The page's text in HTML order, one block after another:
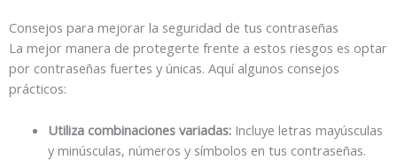
Consejos para mejorar la seguridad de tus contraseñas
La mejor manera de protegerte frente a estos riesgos es optar
por contraseñas fuertes y únicas. Aquí algunos consejos
prácticos:
Utiliza combinaciones variadas:Incluye letras mayúsculas
y minúsculas, números y símbolos en tus contraseñas.